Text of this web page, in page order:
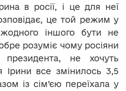
в росії, і це для неї
це той режим у
іншого бути не
розуміє чому росіяни
не хочуть
Ірини все змінилось 3,5
із сім’єю переїхала у